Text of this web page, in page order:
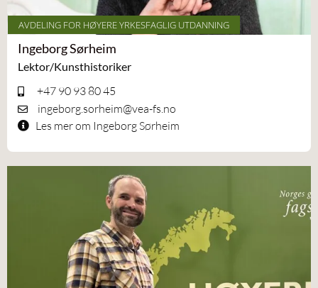
AVDELING FOR HØYERE YRKESFAGLIG UTDANNING
Ingeborg Sørheim
Lektor/Kunsthistoriker
+47 90 93 80 45
ingeborg.sorheim@vea-fs.no
Les mer om Ingeborg Sørheim